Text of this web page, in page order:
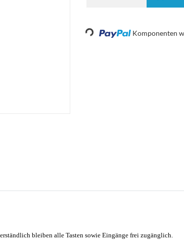
Loading... Komponenten
bleiben alle Tasten sowie Eingänge frei zugänglich.